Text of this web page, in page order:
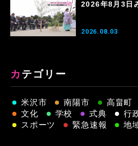
2026年8月3日
2026.08.03
カテゴリー
米沢市 南陽市 高畠町
文化
学校 式典 行
スポーツ
緊急速報 地